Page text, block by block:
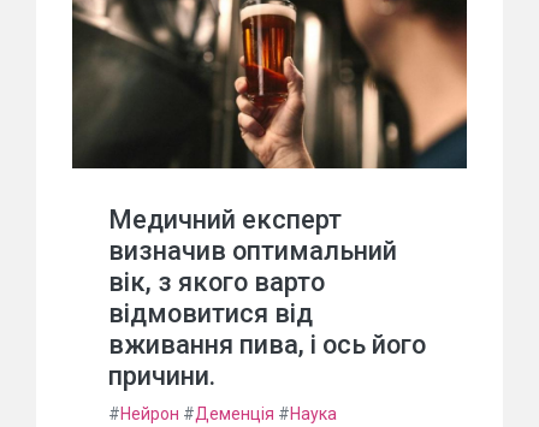
Медичний експерт
визначив оптимальний
вік, з якого варто
відмовитися від
вживання пива, і ось його
причини.
#Нейрон #Деменція #Наука